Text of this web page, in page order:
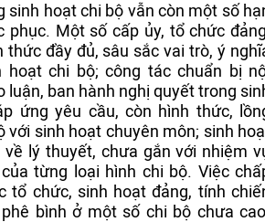
sinh hoạt chi bộ vẫn còn một số
phục. Một số cấp ủy, tổ chức
thức đầy đủ, sâu sắc vai trò, ý
hoạt chi bộ; công tác chuẩn bị
luận, ban hành nghị quyết trong
ứng yêu cầu, còn hình thức,
với sinh hoạt chuyên môn; sinh
lý thuyết, chưa gắn với nhiệm
từng loại hình chi bộ. Việc
tổ chức, sinh hoạt đảng, tính
bình ở một số chi bộ chưa